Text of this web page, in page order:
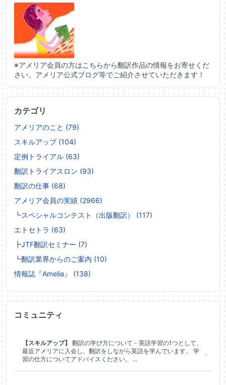
※アメリア会員の方はこちらから翻訳作品の情報をお寄せくだ
さい。アメリア公式ブログ等でご紹介させていただきます！
カテゴリ
アメリアのこと (79)
スキルアップ (104)
定例トライアル (63)
翻訳トライアスロン (93)
翻訳の仕事 (68)
アメリア会員の実績 (2966)
┗スペシャルコンテスト（出版翻訳） (117)
エトセトラ (63)
┣JTF翻訳セミナー (7)
┗翻訳業界からのご案内 (10)
情報誌『Amelia』 (138)
コミュニティ
【スキルアップ】
翻訳の学び方について - 英語学習の1つとして、
最近アメリアに入会し、翻訳をしながら英語を学んでいます。 学
習の仕方についてアドバイスください。 ...